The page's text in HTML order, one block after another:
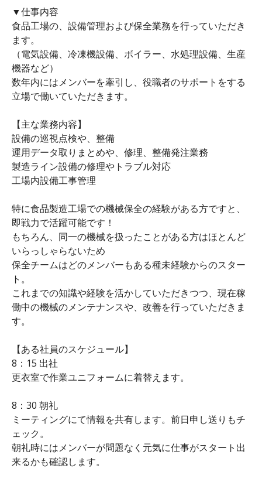
▼仕事内容
食品工場の、設備管理および保全業務を行っていただき
ます。
（電気設備、冷凍機設備、ボイラー、水処理設備、生産
機器など）
数年内にはメンバーを牽引し、役職者のサポートをする
立場で働いていただきます。
【主な業務内容】
設備の巡視点検や、整備
運用データ取りまとめや、修理、整備発注業務
製造ライン設備の修理やトラブル対応
工場内設備工事管理
特に食品製造工場での機械保全の経験がある方ですと、
即戦力で活躍可能です！
もちろん、同一の機械を扱ったことがある方はほとんど
いらっしゃらないため
保全チームはどのメンバーもある種未経験からのスター
ト。
これまでの知識や経験を活かしていただきつつ、現在稼
働中の機械のメンテナンスや、改善を行っていただきま
す。
【ある社員のスケジュール】
8：15 出社
更衣室で作業ユニフォームに着替えます。
8：30 朝礼
ミーティングにて情報を共有します。前日申し送りもチ
ェック。
朝礼時にはメンバーが問題なく元気に仕事がスタート出
来るかも確認します。